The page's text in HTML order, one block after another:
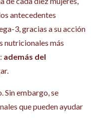
antecedentes
3, gracias a su acción
nutricionales más
además del
Sin embargo, se
que pueden ayudar